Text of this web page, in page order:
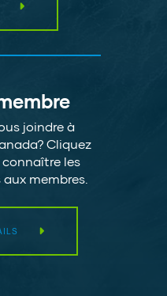
joindre à
Cliquez
les
membres.